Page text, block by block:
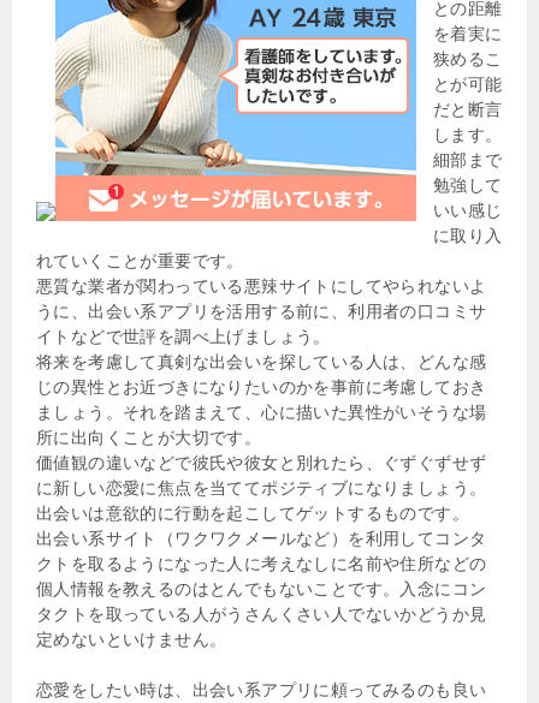
との距離
を着実に
狭めるこ
とが可能
だと断言
します。
細部まで
勉強して
いい感じ
に取り入
れていくことが重要です。
悪質な業者が関わっている悪辣サイトにしてやられないよ
うに、出会い系アプリを活用する前に、利用者の口コミサ
イトなどで世評を調べ上げましょう。
将来を考慮して真剣な出会いを探している人は、どんな感
じの異性とお近づきになりたいのかを事前に考慮しておき
ましょう。それを踏まえて、心に描いた異性がいそうな場
所に出向くことが大切です。
価値観の違いなどで彼氏や彼女と別れたら、ぐずぐずせず
に新しい恋愛に焦点を当ててポジティブになりましょう。
出会いは意欲的に行動を起こしてゲットするものです。
出会い系サイト（ワクワクメールなど）を利用してコンタ
クトを取るようになった人に考えなしに名前や住所などの
個人情報を教えるのはとんでもないことです。入念にコン
タクトを取っている人がうさんくさい人でないかどうか見
定めないといけません。
恋愛をしたい時は、出会い系アプリに頼ってみるのも良い